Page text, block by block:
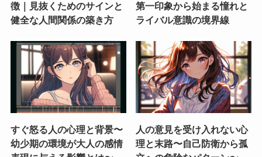
徴｜見抜くためのサインと
健全な人間関係の築き方
第一印象から始まる憧れと
ライバル意識の境界線
すぐ怒る人の心理と背景〜
幼少期の環境が大人の感情
人の意見を受け入れない心
理と末路〜自己防衛から孤